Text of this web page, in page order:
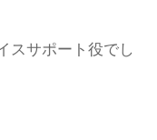
スサポート役でし